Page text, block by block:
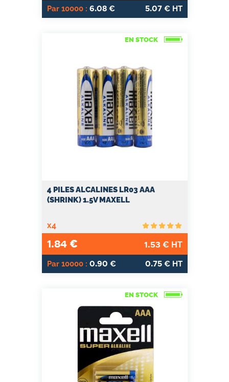
Par 10000 : 6.08€ 5.07€ HT
EN STOCK
4 PILES ALCALINES LR03 AAA
(SHRINK) 1.5V MAXELL
x4
1.84€ 1.53 € HT
Par 10000 : 0.90 € 0.75€ HT
EN STOCK